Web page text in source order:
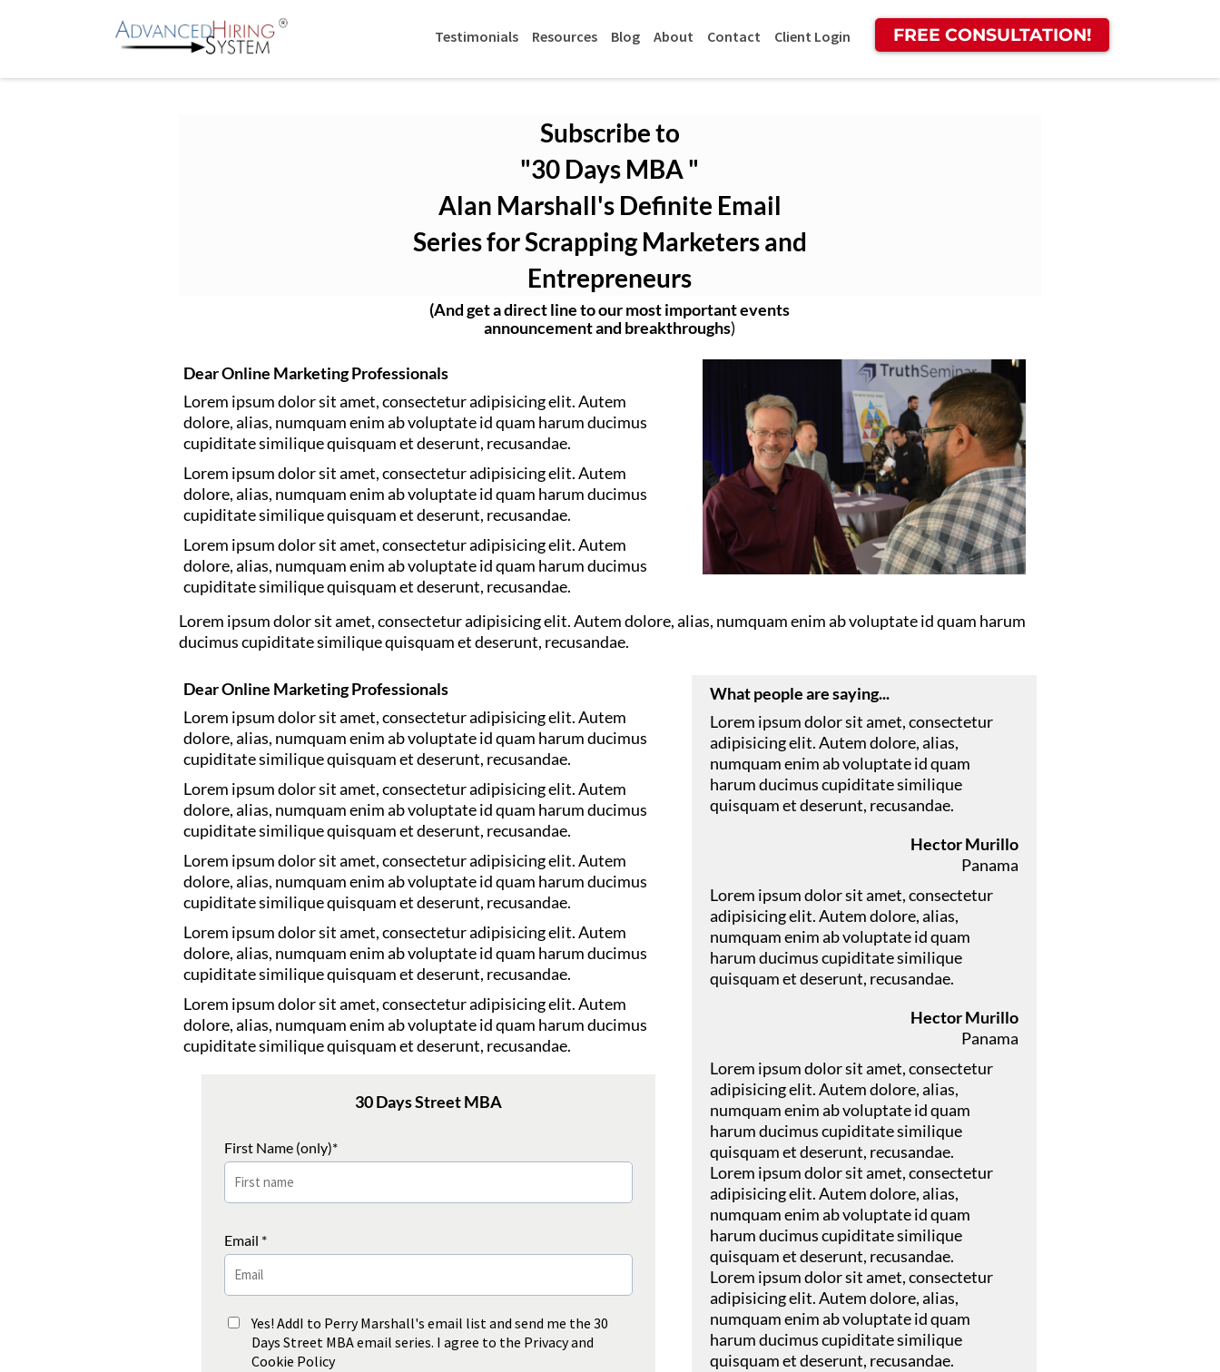
Testimonials Resources Blog About Contact Client Login FREE CONSULTATION!
Subscribe to
"30 Days MBA "
Alan Marshall's Definite Email
Series for Scrapping Marketers and
Entrepreneurs
(And get a direct line to our most important events
announcement and breakthroughs)
Dear Online Marketing Professionals
Lorem ipsum dolor sit amet, consectetur adipisicing elit. Autem
dolore, alias, numquam enim ab voluptate id quam harum ducimus
cupiditate similique quisquam et deserunt, recusandae.
Lorem ipsum dolor sit amet, consectetur adipisicing elit. Autem
dolore, alias, numquam enim ab voluptate id quam harum ducimus
cupiditate similique quisquam et deserunt, recusandae.
Lorem ipsum dolor sit amet, consectetur adipisicing elit. Autem
dolore, alias, numquam enim ab voluptate id quam harum ducimus
cupiditate similique quisquam et deserunt, recusandae.
Lorem ipsum dolor sit amet, consectetur adipisicing elit. Autem dolore, alias, numquam enim ab voluptate id quam harum
ducimus cupiditate similique quisquam et deserunt, recusandae.
Dear Online Marketing Professionals
Lorem ipsum dolor sit amet, consectetur adipisicing elit. Autem
dolore, alias, numquam enim ab voluptate id quam harum ducimus
cupiditate similique quisquam et deserunt, recusandae.
Lorem ipsum dolor sit amet, consectetur adipisicing elit. Autem
dolore, alias, numquam enim ab voluptate id quam harum ducimus
cupiditate similique quisquam et deserunt, recusandae.
Lorem ipsum dolor sit amet, consectetur adipisicing elit. Autem
dolore, alias, numquam enim ab voluptate id quam harum ducimus
cupiditate similique quisquam et deserunt, recusandae.
Lorem ipsum dolor sit amet, consectetur adipisicing elit. Autem
dolore, alias, numquam enim ab voluptate id quam harum ducimus
cupiditate similique quisquam et deserunt, recusandae.
Lorem ipsum dolor sit amet, consectetur adipisicing elit. Autem
dolore, alias, numquam enim ab voluptate id quam harum ducimus
cupiditate similique quisquam et deserunt, recusandae.
30 Days Street MBA
First Name (only)*
Email *
Yes! AddI to Perry Marshall's email list and send me the 30
Days Street MBA email series. I agree to the Privacy and
Cookie Policy
What people are saying...
Lorem ipsum dolor sit amet, consectetur
adipisicing elit. Autem dolore, alias,
numquam enim ab voluptate id quam
harum ducimus cupiditate similique
quisquam et deserunt, recusandae.
Hector Murillo
Panama
Lorem ipsum dolor sit amet, consectetur
adipisicing elit. Autem dolore, alias,
numquam enim ab voluptate id quam
harum ducimus cupiditate similique
quisquam et deserunt, recusandae.
Hector Murillo
Panama
Lorem ipsum dolor sit amet, consectetur
adipisicing elit. Autem dolore, alias,
numquam enim ab voluptate id quam
harum ducimus cupiditate similique
quisquam et deserunt, recusandae.
Lorem ipsum dolor sit amet, consectetur
adipisicing elit. Autem dolore, alias,
numquam enim ab voluptate id quam
harum ducimus cupiditate similique
quisquam et deserunt, recusandae.
Lorem ipsum dolor sit amet, consectetur
adipisicing elit. Autem dolore, alias,
numquam enim ab voluptate id quam
harum ducimus cupiditate similique
quisquam et deserunt, recusandae.